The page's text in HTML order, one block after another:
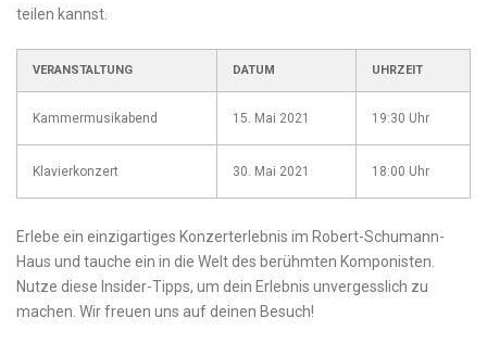
teilen kannst.
VERANSTALTUNG DATUM UHRZEIT
Kammermusikabend 15. Mai ⁤2021 19:30 Uhr
Klavierkonzert 30. ​Mai 2021 18:00 Uhr
Erlebe ein‌ einzigartiges Konzerterlebnis‍ im Robert-Schumann-
Haus und tauche ein ​in die Welt des‍ berühmten⁤ Komponisten.
Nutze diese Insider-Tipps,‌ um dein ‌Erlebnis ‌unvergesslich ⁤zu
machen. ‍Wir freuen uns ⁢auf deinen Besuch!